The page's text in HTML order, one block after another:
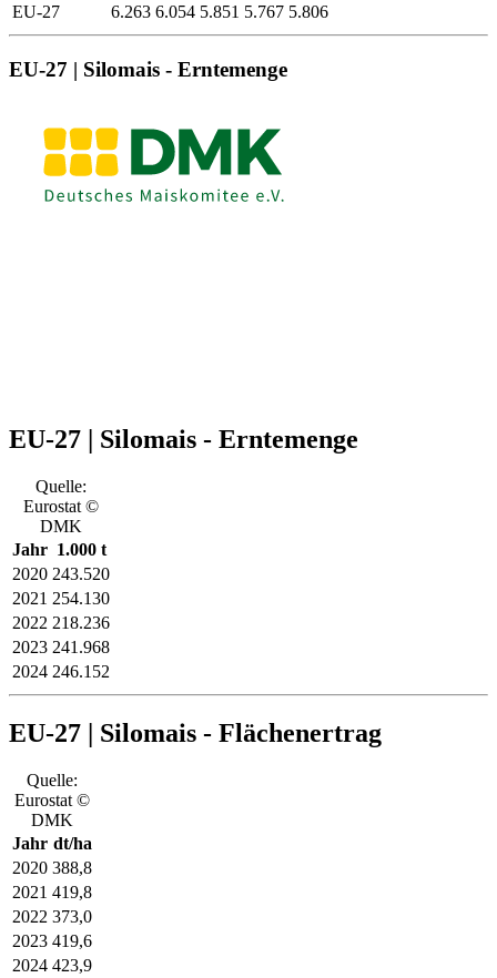
EU-27
6.263 6.054 5.851 5.767 5.806
EU-27 | Silomais - Erntemenge
EU-27 | Silomais - Erntemenge
Quelle:
Eurostat ©
DMK
Jahr 1.000 t
2020 243.520
2021 254.130
2022 218.236
2023 241.968
2024 246.152
EU-27 | Silomais - Flächenertrag
Quelle:
Eurostat ©
DMK
Jahr dt/ha
2020 388,8
2021 419,8
2022 373,0
2023 419,6
2024 423,9